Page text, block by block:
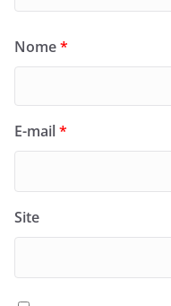
Nome*
E-mail*
Site